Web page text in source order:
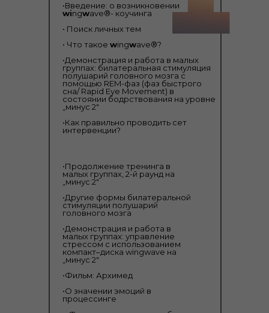
•Введение: о возникновении
wingwave®- коучинга
• Поиск личных тем
• Что такое wingwave®?
•Демонстрация и работа в малых
группах: билатеральная стимуляция
полушарий головного мозга с
помощью REM-фаз (фаз быстрого
сна/ Rapid Eye Movement) в
состоянии бодрствования на уровне
„минус 2"
•Как правильно проводить сет
интервенции?
•Продолжение тренинга в
малых группах, 2-й раунд на
„минус 2"
•Другие формы билатеральной
стимуляции полушарий
головного мозга
•Демонстрация и работа в
малых группах: управление
стрессом с использованием
компакт–диска wingwave на
„минус 2"
•Фильм: Архимед
•О значении эмоций в
процессинге